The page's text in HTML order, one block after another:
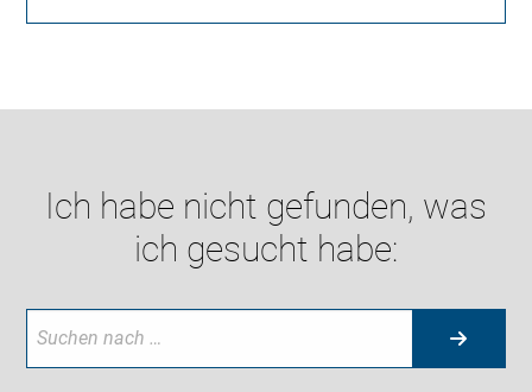
Ich habe nicht gefunden, was
ich gesucht habe: